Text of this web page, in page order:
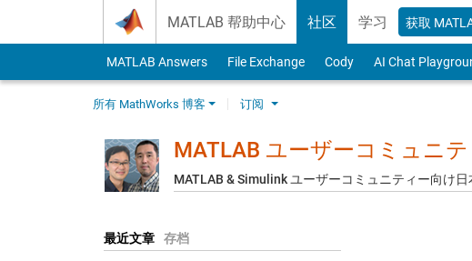
MATLAB 帮助中心 社区 学习 获取
MATLAB Answers File Exchange Cody AI Chat
所有 MathWorks 博客 订阅
MATLAB ユーザーコミュニ
MATLAB & Simulink ユーザーコミュニティー向け
最近文章 存档